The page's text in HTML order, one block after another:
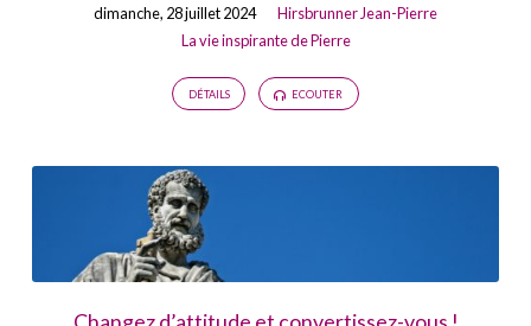
dimanche, 28 juillet 2024
Hirsbrunner Jean-Pierre
La vie inspirante de Pierre
DÉTAILS ECOUTER
Changez d’attitude et convertissez-vous !